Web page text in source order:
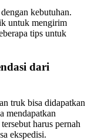
kebutuhan.
untuk mengirim
tips untuk
dari
truk bisa didapatkan
mendapatkan
harus pernah
ekspedisi.